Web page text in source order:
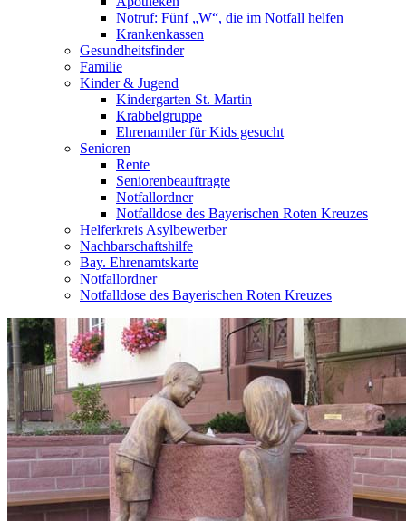
Notruf: Fünf „W“, die im Notfall helfen
Krankenkassen
Gesundheitsfinder
Familie
Kinder & Jugend
Kindergarten St. Martin
Krabbelgruppe
Ehrenamtler für Kids gesucht
Senioren
Rente
Seniorenbeauftragte
Notfallordner
Notfalldose des Bayerischen Roten Kreuzes
Helferkreis Asylbewerber
Nachbarschaftshilfe
Bay. Ehrenamtskarte
Notfallordner
Notfalldose des Bayerischen Roten Kreuzes